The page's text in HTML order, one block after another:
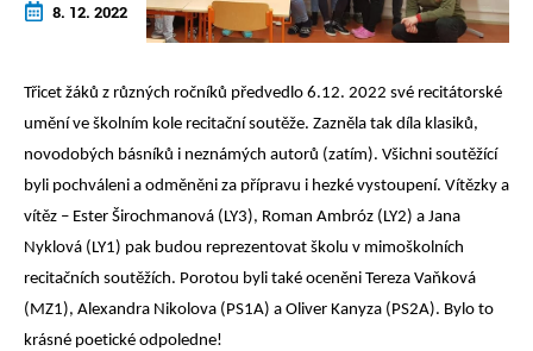
8. 12. 2022
Třicet žáků z různých ročníků předvedlo 6.12. 2022 své recitátorské
umění ve školním kole recitační soutěže. Zazněla tak díla klasiků,
novodobých básníků i neznámých autorů (zatím). Všichni soutěžící
byli pochváleni a odměněni za přípravu i hezké vystoupení. Vítězky a
vítěz – Ester Širochmanová (LY3), Roman Ambróz (LY2) a Jana
Nyklová (LY1) pak budou reprezentovat školu v mimoškolních
recitačních soutěžích. Porotou byli také oceněni Tereza Vaňková
(MZ1), Alexandra Nikolova (PS1A) a Oliver Kanyza (PS2A). Bylo to
krásné poetické odpoledne!